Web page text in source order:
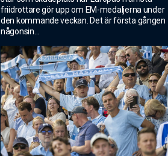
friidrottare gör upp om EM-medaljerna under
den kommande veckan. Det är första gången
någonsin